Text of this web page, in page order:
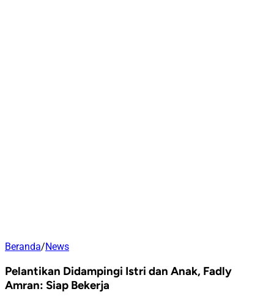
Beranda/News
Pelantikan Didampingi Istri dan Anak, Fadly
Amran: Siap Bekerja